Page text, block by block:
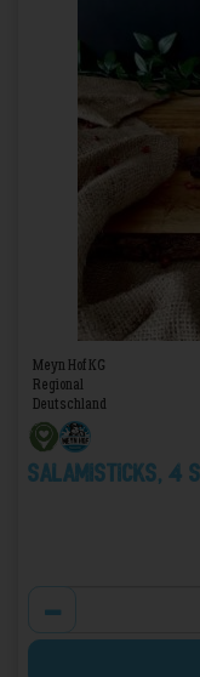
Meyn Hof KG
Regional
Deutschland
Salamisticks, 4